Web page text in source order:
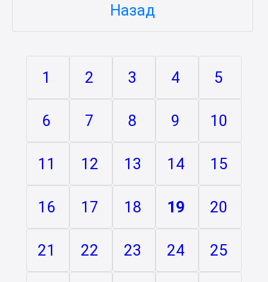
Назад
1 2 3 4 5
6 7 8 9 10
11 12 13 14 15
16 17 18 19 20
21 22 23 24 25